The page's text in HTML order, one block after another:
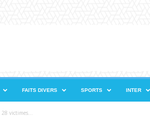
FAITS DIVERS SPORTS INTER
victimes...